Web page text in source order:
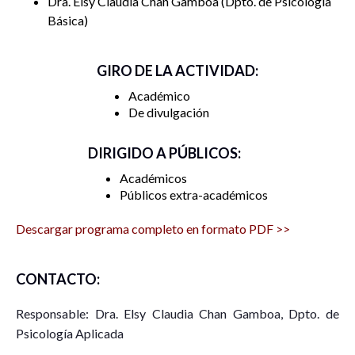
se siembran las bases para fomentar relaciones no
dialogar, a ponerse en el lugar de otro, a rechazar la
violencia como forma de imponer ideas o solucionar
Básica
GIRO DE LA ACTIVIDAD:
Académico
De divulgación
DIRIGIDO A PÚBLICOS:
Académicos
Públicos extra-académicos
Descargar programa completo en formato PDF >>
CONTACTO:
Responsable: Dra. Elsy Claudia Chan Gamboa, Dpto. de
Psicología Aplicada